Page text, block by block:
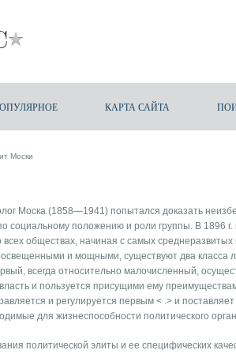
КАРТА САЙТА
Моски
Моска (1858—1941) попытался доказать
социальному положению и роли группы. В 1896 г.
обществах, начиная с самых среднеразвитых
и мощными, существуют два класса
всегда относительно малочисленный,
и пользуется присущими ему
и регулируется первым < .> и
для жизнеспособности политического
политической элиты и ее специфических